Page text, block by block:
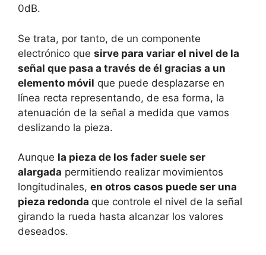
0dB.
Se trata, por tanto, de un componente
electrónico que sirve para variar el nivel de la
señal que pasa a través de él gracias a un
elemento móvil que puede desplazarse en
línea recta representando, de esa forma, la
atenuación de la señal a medida que vamos
deslizando la pieza.
Aunque la pieza de los fader suele ser
alargada permitiendo realizar movimientos
longitudinales, en otros casos puede ser una
pieza redonda que controle el nivel de la señal
girando la rueda hasta alcanzar los valores
deseados.